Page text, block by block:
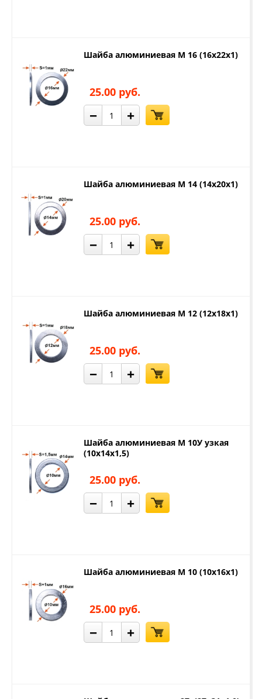
Шайба алюминиевая М 16 (16х22х1)
25.00 руб.
− +
Шайба алюминиевая М 14 (14х20х1)
25.00 руб.
− +
Шайба алюминиевая М 12 (12х18х1)
25.00 руб.
− +
Шайба алюминиевая М 10У узкая
(10х14х1,5)
25.00 руб.
− +
Шайба алюминиевая М 10 (10х16х1)
25.00 руб.
− +